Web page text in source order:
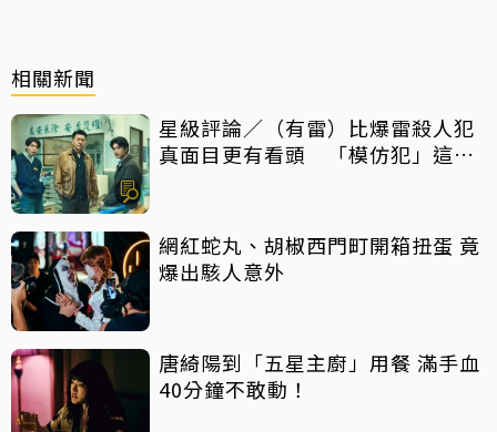
相關新聞
星級評論／（有雷）比爆雷殺人犯
真面目更有看頭 「模仿犯」這件
網紅蛇丸、胡椒西門町開箱扭蛋 竟
爆出駭人意外
唐綺陽到「五星主廚」用餐 滿手血
40分鐘不敢動！